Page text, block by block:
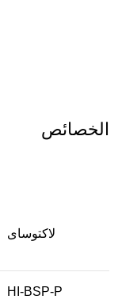
الخصائص
لاكتوساى
HI-BSP-P